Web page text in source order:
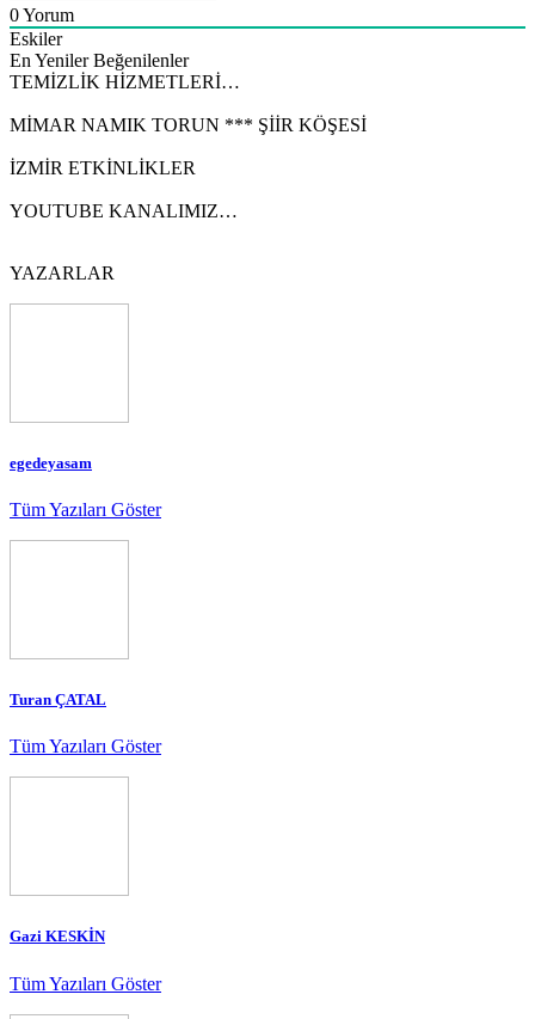
0Yorum
Eskiler
En Yeniler Beğenilenler
TEMİZLİK HİZMETLERİ…
MİMAR NAMIK TORUN *** ŞİİR KÖŞESİ
İZMİR ETKİNLİKLER
YOUTUBE KANALIMIZ…
YAZARLAR
egedeyasam
Tüm Yazıları Göster
Turan ÇATAL
Tüm Yazıları Göster
Gazi KESKİN
Tüm Yazıları Göster